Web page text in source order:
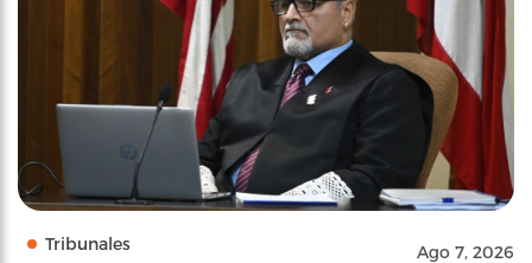
Tribunales Ago 7, 2026